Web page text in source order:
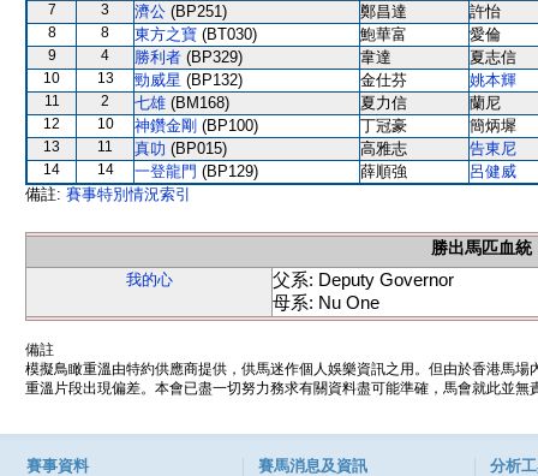
7 3 濟公 (BP251) 鄭昌達 許怡
8 8 東方之寶 (BT030) 鮑華富 愛倫
9 4 勝利者 (BP329) 韋達 夏志信
10 13 勁威星 (BP132) 金仕芬 姚本輝
11 2 七雄 (BM168) 夏力信 蘭尼
12 10 神鑽金剛 (BP100) 丁冠豪 簡炳墀
13 11 真叻 (BP015) 高雅志 告東尼
14 14 一登龍門 (BP129) 薛順強
呂健威
備註: 賽事特別情況索引
勝出馬匹血統
我的心
父系: Deputy Governor
母系: Nu One
備註
模擬鳥瞰重溫由特約供應商提供，供馬迷作個人娛樂資訊之用。但由於香港馬
重溫片段出現偏差。本會已盡一切努力務求有關資料盡可能準確，馬會就此並
賽事資料 賽馬消息及資訊 分析